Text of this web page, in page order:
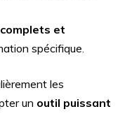
et
spécifique.
les
un outil puissant